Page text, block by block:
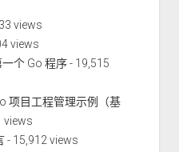
views
views
个 Go 程序- 19,515
项目工程管理示例（基
views
- 15,912 views